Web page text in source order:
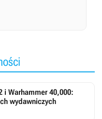
i Warhammer 40,000:
wydawniczych